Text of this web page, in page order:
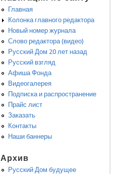
Главная
Колонка главного редактора
Новый номер журнала
Слово редактора (видео)
Русский Дом 20 лет назад
Русский взгляд
Афиша Фонда
Видеогалерея
Подписка и распространение
Прайс лист
Заказать
Контакты
Наши баннеры
Архив
Русский Дом будущее